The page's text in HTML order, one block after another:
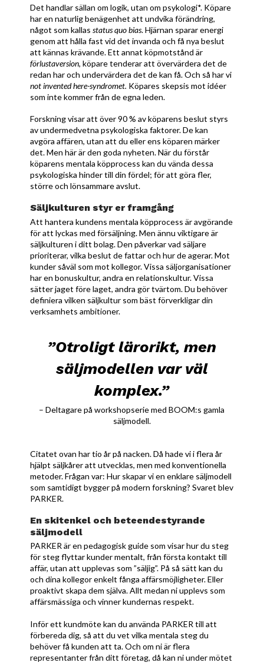
Det handlar sällan om logik, utan om psykologi*. Köpare
har en naturlig benägenhet att undvika förändring,
något som kallas status quo bias. Hjärnan sparar energi
genom att hålla fast vid det invanda och få nya beslut
att kännas krävande. Ett annat köpmotstånd är
förlustaversion, köpare tenderar att övervärdera det de
redan har och undervärdera det de kan få. Och så har vi
not invented here-syndromet. Köpares skepsis mot idéer
som inte kommer från de egna leden.
Forskning visar att över 90 % av köparens beslut styrs
av undermedvetna psykologiska faktorer. De kan
avgöra affären, utan att du eller ens köparen märker
det. Men här är den goda nyheten. När du förstår
köparens mentala köpprocess kan du vända dessa
psykologiska hinder till din fördel; för att göra fler,
större och lönsammare avslut.
Säljkulturen styr er framgång
Att hantera kundens mentala köpprocess är avgörande
för att lyckas med försäljning. Men ännu viktigare är
säljkulturen i ditt bolag. Den påverkar vad säljare
prioriterar, vilka beslut de fattar och hur de agerar. Mot
kunder såväl som mot kollegor. Vissa säljorganisationer
har en bonuskultur, andra en relationskultur. Vissa
sätter jaget före laget, andra gör tvärtom. Du behöver
definiera vilken säljkultur som bäst förverkligar din
verksamhets ambitioner.
”Otroligt lärorikt, men
säljmodellen var väl
komplex.”
– Deltagare på workshopserie med BOOM:s gamla
säljmodell.
Citatet ovan har tio år på nacken. Då hade vi i flera år
hjälpt säljkårer att utvecklas, men med konventionella
metoder. Frågan var: Hur skapar vi en enklare säljmodell
som samtidigt bygger på modern forskning? Svaret blev
PARKER.
En skitenkel och beteendestyrande
säljmodell
PARKER är en pedagogisk guide som visar hur du steg
för steg flyttar kunder mentalt, från första kontakt till
affär, utan att upplevas som ”säljig”. På så sätt kan du
och dina kollegor enkelt fånga affärsmöjligheter. Eller
proaktivt skapa dem själva. Allt medan ni upplevs som
affärsmässiga och vinner kundernas respekt.
Inför ett kundmöte kan du använda PARKER till att
förbereda dig, så att du vet vilka mentala steg du
behöver få kunden att ta. Och om ni är flera
representanter från ditt företag, då kan ni under mötet